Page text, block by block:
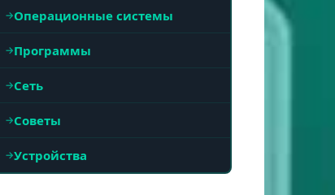
Операционные системы
Программы
Сеть
Советы
Устройства